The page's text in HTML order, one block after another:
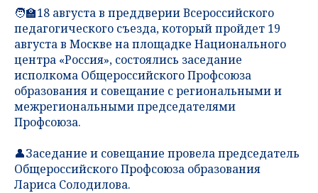
🧑‍🏫18 августа в преддверии Всероссийского
педагогического съезда, который пройдет 19
августа в Москве на площадке Национального
центра «Россия», состоялись заседание
исполкома Общероссийского Профсоюза
образования и совещание с региональными и
межрегиональными председателями
Профсоюза.
👤Заседание и совещание провела председатель
Общероссийского Профсоюза образования
Лариса Солодилова.